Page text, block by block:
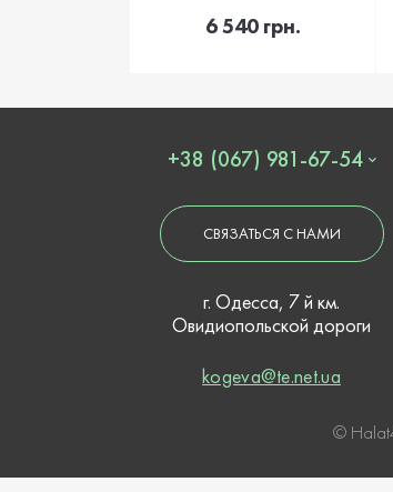
6 540 грн.
В корзину
+38 (067) 981-67-54
СВЯЗАТЬСЯ С НАМИ
г. Одесса, 7 й км.
Овидиопольской дороги
kogeva@te.net.ua
©